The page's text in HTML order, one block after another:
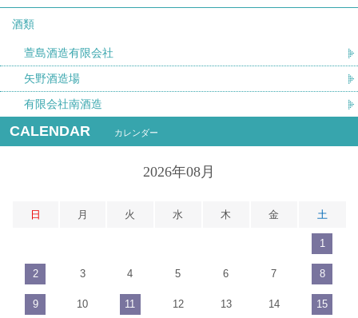
酒類
萱島酒造有限会社
矢野酒造場
有限会社南酒造
CALENDAR カレンダー
2026年08月
日 月 火 水 木 金 土
1
2 3 4 5 6 7 8
9 10 11 12 13 14 15